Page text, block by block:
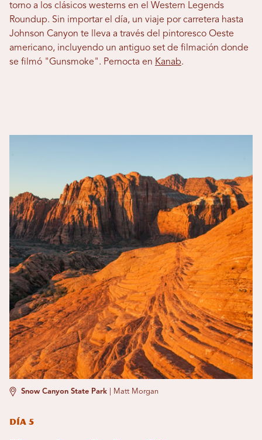
torno a los clásicos westerns en el Western Legends
Roundup. Sin importar el día, un viaje por carretera hasta
Johnson Canyon te lleva a través del pintoresco Oeste
americano, incluyendo un antiguo set de filmación donde
se filmó "Gunsmoke". Pernocta en Kanab.
Snow Canyon State Park Matt Morgan
Día 5